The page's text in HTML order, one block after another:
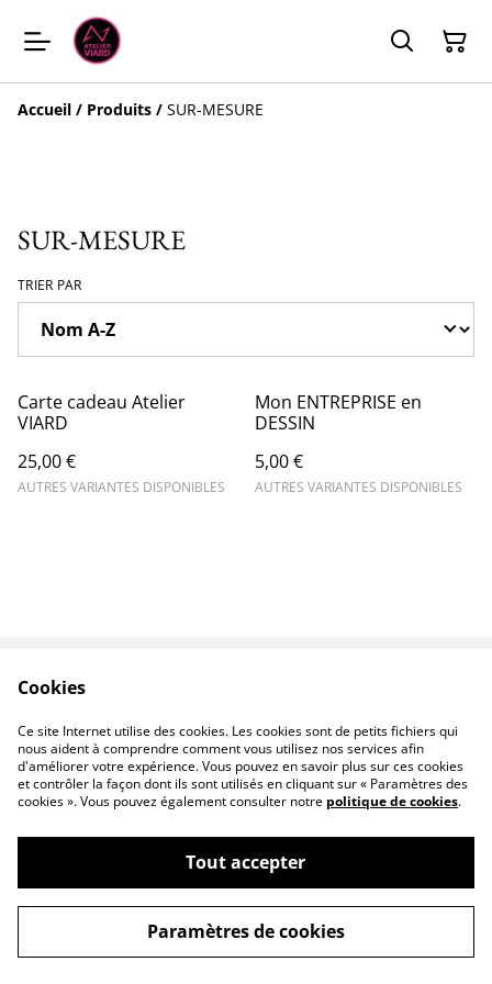
Accueil / Produits / SUR-MESURE
SUR-MESURE
TRIER PAR
Carte cadeau Atelier
VIARD
25,00 €
AUTRES VARIANTES DISPONIBLES
Mon ENTREPRISE en
DESSIN
5,00 €
AUTRES VARIANTES DISPONIBLES
Politique de
confidentialité
Politique de cookies
©2026ATELIER VIARD
powered by
Cookies
Ce site Internet utilise des cookies. Les cookies sont de petits fichiers qui
nous aident à comprendre comment vous utilisez nos services afin
d'améliorer votre expérience. Vous pouvez en savoir plus sur ces cookies
et contrôler la façon dont ils sont utilisés en cliquant sur « Paramètres des
cookies ». Vous pouvez également consulter notre politique de cookies.
Tout accepter
Paramètres de cookies